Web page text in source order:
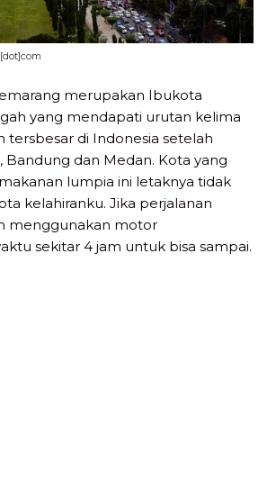
merupakan Ibukota
yang mendapati urutan kelima
di Indonesia setelah
Bandung dan Medan. Kota yang
lumpia ini letaknya tidak
kelahiranku. Jika perjalanan
menggunakan motor
sekitar 4 jam untuk bisa sampai.